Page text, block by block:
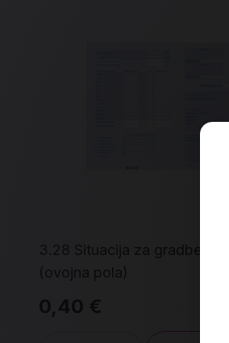
3.28 Situacija za gradbena
(ovojna pola)
0,40 €